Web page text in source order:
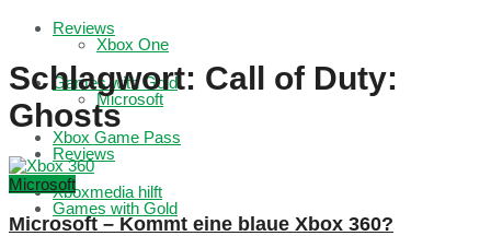
Reviews
Games with Gold
Xbox Game Pass
Xboxmedia hilft
Xbox One
Microsoft
Reviews
Games with Gold
Schlagwort: Call of Duty:
Ghosts
Microsoft
Microsoft – Kommt eine blaue Xbox 360?